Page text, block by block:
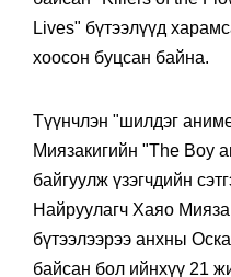
Lives" бүтээлүүд
хоосон буцсан байна.
Түүнчлэн "шилдэг
Миязакигийн "The Boy
байгуулж үзэгчдийн
Найруулагч Хаяо
бүтээлээрээ анхны
байсан бол ийнхүү 21